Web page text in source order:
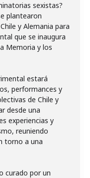
sexistas?
plantearon
y Alemania para
que se inaugura
Memoria y los
estará
performances y
de Chile y
desde una
experiencias y
reuniendo
torno a una
curado por un